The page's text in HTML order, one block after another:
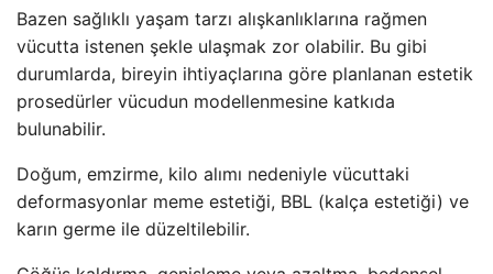
Bazen sağlıklı yaşam tarzı alışkanlıklarına rağmen
vücutta istenen şekle ulaşmak zor olabilir. Bu gibi
durumlarda, bireyin ihtiyaçlarına göre planlanan estetik
prosedürler vücudun modellenmesine katkıda
bulunabilir.
Doğum, emzirme, kilo alımı nedeniyle vücuttaki
deformasyonlar meme estetiği, BBL (kalça estetiği) ve
karın germe ile düzeltilebilir.